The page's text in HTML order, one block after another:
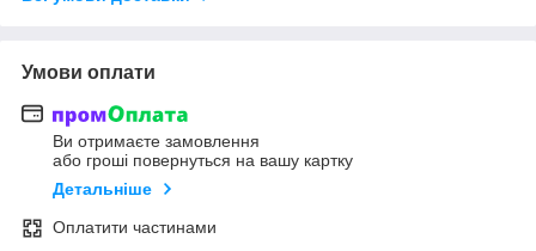
Умови оплати
Ви отримаєте замовлення
або гроші повернуться на вашу картку
Детальніше
Оплатити частинами